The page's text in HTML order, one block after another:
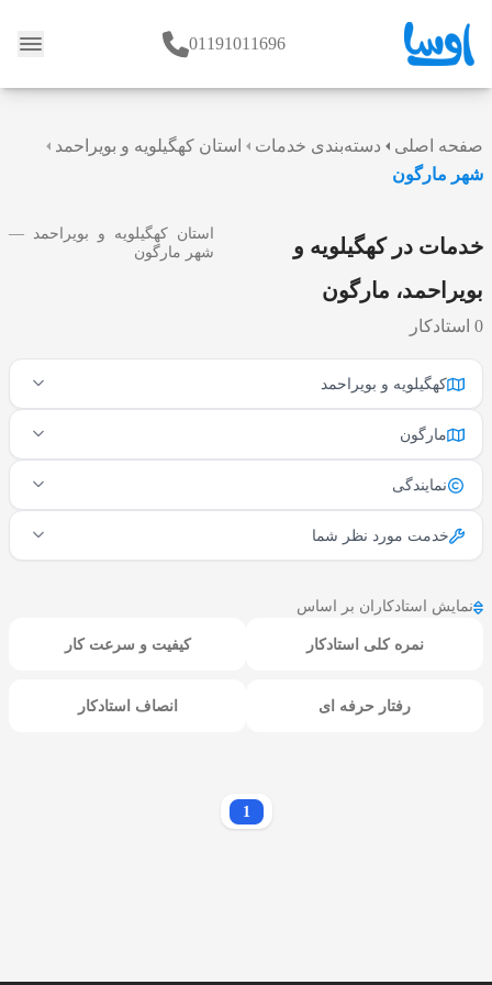
وبلاگ 01191011696
صفحه اصلی دسته‌بندی خدمات
استان کهگیلویه و بویراحمد
شهر مارگون
خدمات در کهگیلویه و
بویراحمد، مارگون
0 استادکار
استان کهگیلویه و بویراحمد —
شهر مارگون
کهگیلویه و بویراحمد
مارگون
نمایندگی
خدمت مورد نظر شما
نمایش استادکاران بر اساس
نمره کلی استادکار کیفیت و سرعت کار
رفتار حرفه ای انصاف استادکار
1